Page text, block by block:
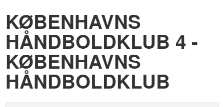
KØBENHAVNS
HÅNDBOLDKLUB 4 -
KØBENHAVNS
HÅNDBOLDKLUB